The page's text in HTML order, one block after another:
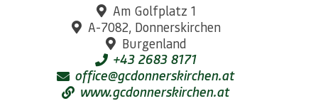
Am Golfplatz 1
A-7082, Donnerskirchen
Burgenland
+43 2683 8171
office@gcdonnerskirchen.at
www.gcdonnerskirchen.at